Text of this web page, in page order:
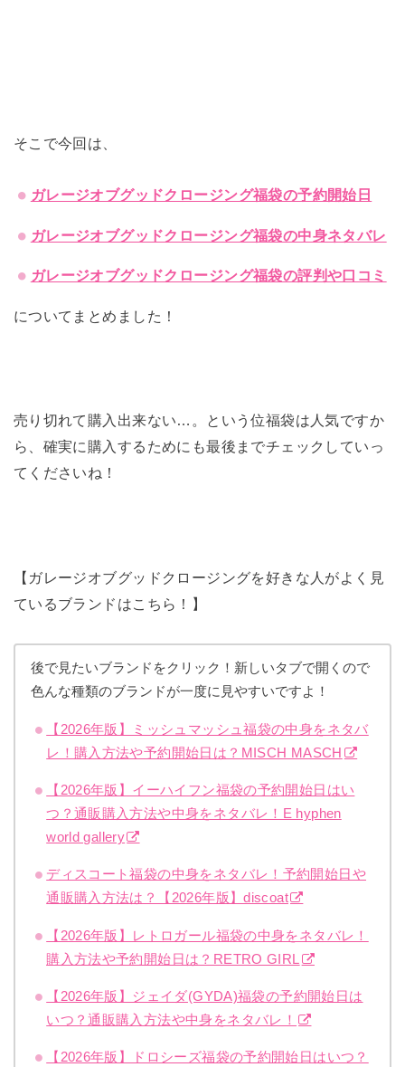
そこで今回は、
ガレージオブグッドクロージング福袋の予約開始日
ガレージオブグッドクロージング福袋の中身ネタバレ
ガレージオブグッドクロージング福袋の評判や口コミ
についてまとめました！
売り切れて購入出来ない…。という位福袋は人気ですか
ら、確実に購入するためにも最後までチェックしていっ
てくださいね！
【ガレージオブグッドクロージングを好きな人がよく見
ているブランドはこちら！】
後で見たいブランドをクリック！新しいタブで開くので
色んな種類のブランドが一度に見やすいですよ！
【2026年版】ミッシュマッシュ福袋の中身をネタバ
レ！購入方法や予約開始日は？MISCH MASCH
【2026年版】イーハイフン福袋の予約開始日はい
つ？通販購入方法や中身をネタバレ！E hyphen
world gallery
ディスコート福袋の中身をネタバレ！予約開始日や
通販購入方法は？【2026年版】discoat
【2026年版】レトロガール福袋の中身をネタバレ！
購入方法や予約開始日は？RETRO GIRL
【2026年版】ジェイダ(GYDA)福袋の予約開始日は
いつ？通販購入方法や中身をネタバレ！
【2026年版】ドロシーズ福袋の予約開始日はいつ？